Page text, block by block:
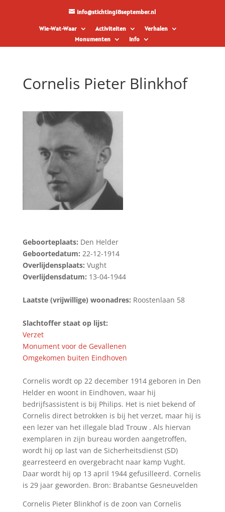
info@stichting18september.nl
Wie-Wat-Waar Activiteiten
Verhalen
Monumenten
Info
Cornelis Pieter Blinkhof
Geboorteplaats: Den Helder
Geboortedatum: 22-12-1914
Overlijdensplaats: Vught
Overlijdensdatum: 13-04-1944
Laatste (vrijwillige) woonadres: Roostenlaan 58
Slachtoffer staat op lijst:
Verzet
Monument voor de Gevallenen
Omgekomen buiten Eindhoven
Cornelis wordt op 22 december 1914 geboren in Den
Helder en woont in Eindhoven, waar hij
bedrijfsassistent is bij Philips. Het is niet bekend of
Cornelis direct betrokken is bij het verzet, maar hij is
een lezer van het illegale blad Trouw . Als hiervan
exemplaren in zijn bureau worden aangetroffen,
wordt hij op last van de Sicherheitsdienst (SD)
gearresteerd en overgebracht naar kamp Vught.
Daar wordt hij op 13 april 1944 gefusilleerd. Cornelis
is 29 jaar geworden. Bron: Brabantse Gesneuvelden
Cornelis Pieter Blinkhof is de zoon van Cornelis